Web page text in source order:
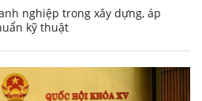
nghiệp trong xây dựng, áp
kỹ thuật